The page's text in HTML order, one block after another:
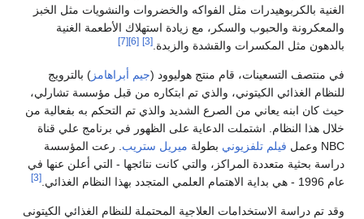
الغنية بالكربوهيدرات مثل الفواكه والخضروات والنشويات مثل الخبز
والمعكرونة والحبوب والسكر، مع زيادة استهلاك الأطعمة الغنية
بالدهون مثل المكسرات والقشدة والزبدة. [3]
[6]
[7]
في منتصف التسعينات، قام منتج هوليوود (جيم أبراهامز ) بالترويج
للنظام الغذائي الكيتوني، والذي تم ابتكاره من قبل مؤسسة تشارلي،
حيث كان ابنه يعاني من الصرع الشديد والذي تم التحكم به بفعالية من
خلال هذا النظام. اشتملت الدعاية على الظهور في برنامج علي قناة
NBC وعمل
فيلم تلفزيوني بطولة ميريل ستريب . رعت المؤسسة
دراسة بحثية متعددة المراكز، والتي كانت نتائجها - التي أعلن عنها في
عام 1996 - هي بداية الاهتمام العلمي المتجدد بهذا النظام الغذائي.
[3]
وقد تم دراسة الاستخدامات العلاجية المحتملة للنظام الغذائي الكيتونى